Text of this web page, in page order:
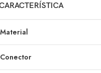
Material
Conector